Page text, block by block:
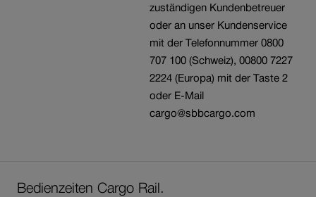
zuständigen Kundenbetreuer
oder an unser Kundenservice
mit der Telefonnummer 0800
707 100 (Schweiz), 00800 7227
2224 (Europa) mit der Taste 2
oder E-Mail
cargo@sbbcargo.com
Bedienzeiten Cargo Rail.